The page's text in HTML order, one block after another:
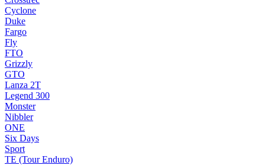
Cyclone
Duke
Fargo
Fly
FTO
Grizzly
GTO
Lanza 2T
Legend 300
Monster
Nibbler
ONE
Six Days
Sport
TE (Tour Enduro)